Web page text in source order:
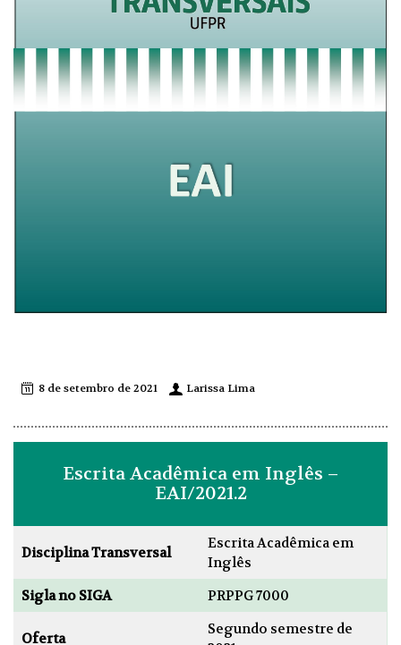
8 de setembro de 2021 Larissa Lima
Escrita Acadêmica em Inglês –
EAI/2021.2
Disciplina Transversal
Escrita Acadêmica em
Inglês
Sigla no SIGA
PRPPG 7000
Oferta
Segundo semestre de